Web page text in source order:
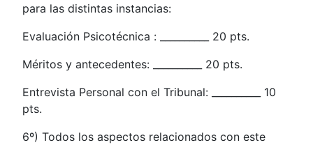
para las distintas instancias:
Evaluación Psicotécnica : __________ 20 pts.
Méritos y antecedentes: __________ 20 pts.
Entrevista Personal con el Tribunal: __________ 10
pts.
6º) Todos los aspectos relacionados con este